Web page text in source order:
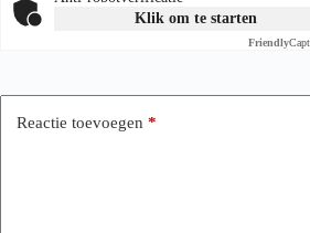
Klik om te starten
Friendly
Reactie toevoegen *